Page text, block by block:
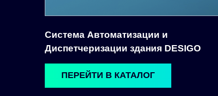
Система Автоматизации и
Диспетчеризации здания DESIGO
ПЕРЕЙТИ В КАТАЛОГ